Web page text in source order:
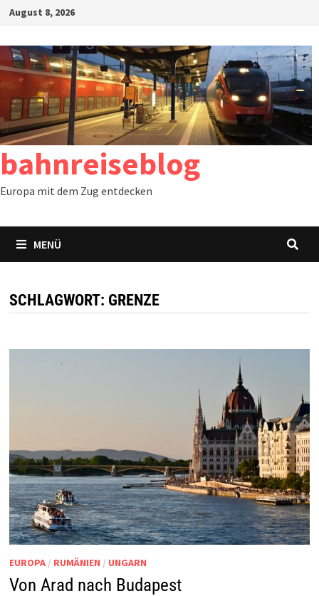
Zum
springen
August 8, 2026
bahnreiseblog
Europa mit dem Zug entdecken
MENÜ
SCHLAGWORT: GRENZE
EUROPA/ RUMÄNIEN / UNGARN
Von Arad nach Budapest